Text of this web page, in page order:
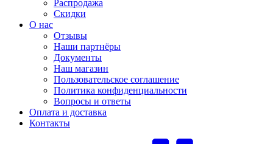
Распродажа
Скидки
О нас
Отзывы
Наши партнёры
Документы
Наш магазин
Пользовательское соглашение
Политика конфиденциальности
Вопросы и ответы
Оплата и доставка
Контакты